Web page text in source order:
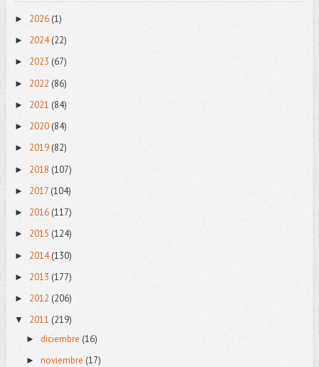
► 2026(1)
► 2024(22)
► 2023 (67)
► 2022 (86)
► 2021 (84)
► 2020(84)
► 2019(82)
► 2018 (107)
► 2017 (104)
► 2016(117)
► 2015 (124)
► 2014(130)
► 2013 (177)
► 2012 (206)
▼ 2011 (219)
► diciembre (16)
► noviembre (17)